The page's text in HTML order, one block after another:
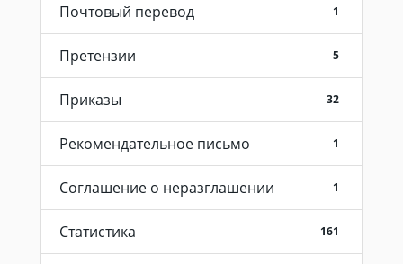
Почтовый перевод 1
Претензии 5
Приказы 32
Рекомендательное письмо 1
Соглашение о неразглашении 1
Статистика 161